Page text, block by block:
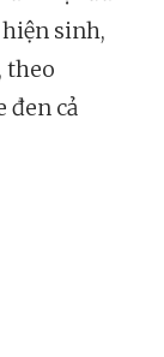
sinh,
theo
đen cả